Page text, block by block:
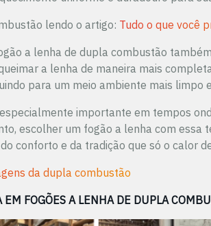
lendo o artigo: Tudo o que você
a lenha de dupla combustão
a lenha de maneira mais
para um meio ambiente mais limpo
importante em tempos
escolher um fogão a lenha com essa
conforto e da tradição que só o calor
da dupla combustão
FOGÕES A LENHA DE DUPLA